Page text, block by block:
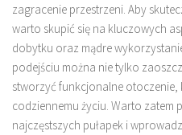
zagracenie przestrzeni. Aby
warto skupić się na kluczowych
dobytku oraz mądre
podejściu można nie tylko
stworzyć funkcjonalne otoczenie,
codziennemu życiu. Warto zatem
najczęstszych pułapek i